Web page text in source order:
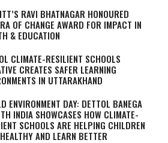
RAVI BHATNAGAR HONOURED
OF CHANGE AWARD FOR IMPACT IN
& EDUCATION
CLIMATE-RESILIENT SCHOOLS
CREATES SAFER LEARNING
IN UTTARAKHAND
ENVIRONMENT DAY: DETTOL BANEGA
INDIA SHOWCASES HOW CLIMATE-
SCHOOLS ARE HELPING CHILDREN
AND LEARN BETTER